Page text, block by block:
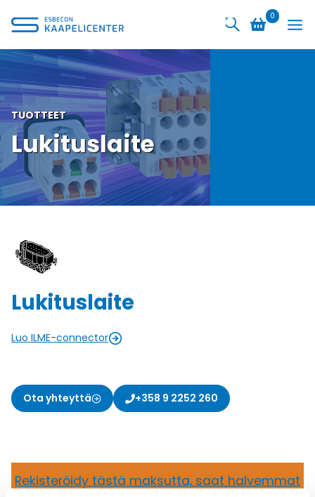
sisältöön
0
TUOTTEET
Lukituslaite
Lukituslaite
Luo ILME-connector
Ota yhteyttä +358 9 2252 260
Rekisteröidy tästä maksutta, saat halvemmat